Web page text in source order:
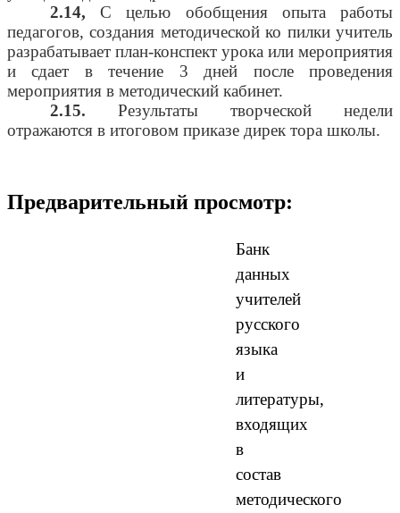
2.14, С целью обобщения опыта работы
педагогов, создания методической ко пилки учитель
разрабатывает план-конспект урока или мероприятия
и сдает в течение 3 дней после проведения
мероприятия в методический кабинет.
2.15. Результаты творческой недели
отражаются в итоговом приказе дирек тора школы.
Предварительный просмотр:
Банк
данных
учителей
русского
языка
и
литературы,
входящих
в
состав
методического